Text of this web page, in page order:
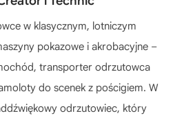
w klasycznym, lotniczym
pokazowe i akrobacyjne –
transporter odrzutowca
do scenek z pościgiem. W
odrzutowiec, który